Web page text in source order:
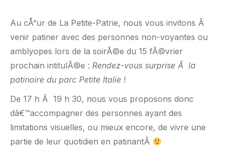
Au cÅ“ur de La Petite-Patrie, nous vous invitons Ã
venir patiner avec des personnes non-voyantes ou
amblyopes lors de la soirÃ©e du 15 fÃ©vrier
prochain intitulÃ©e : Rendez-vous surprise Ã la
patinoire du parc Petite Italie !
De 17 h Ã 19 h 30, nous vous proposons donc
dâ€™accompagner des personnes ayant des
limitations visuelles, ou mieux encore, de vivre une
partie de leur quotidien en patinantÂ